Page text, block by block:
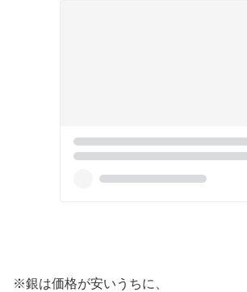
※銀は価格が安いうちに、